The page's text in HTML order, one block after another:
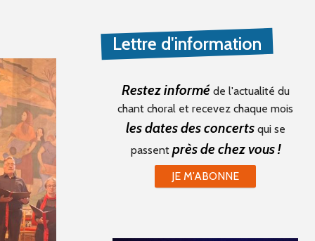
Lettre d'information
Restez informé de l'actualité du
chant choral et recevez chaque mois
les dates des concertsqui se
passent près de chez vous !
JE M'ABONNE